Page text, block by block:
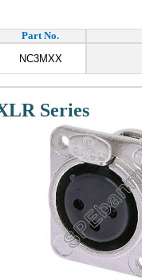
Part No.
NC3MXX
Series